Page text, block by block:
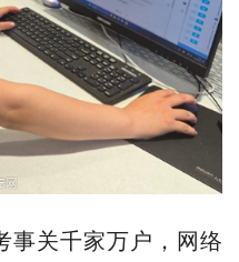
事关千家万户，网络